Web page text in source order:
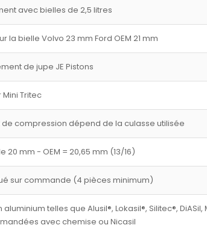
avec bielles de 2,5 litres
la bielle Volvo 23 mm Ford OEM 21 mm
de jupe JE Pistons
Tritec
de compression dépend de la culasse utilisée
20 mm - OEM = 20,65 mm (13/16)
sur commande (4 pièces minimum)
aluminium telles que Alusil®, Lokasil®, Silitec®, DiASil,
avec chemise ou Nicasil